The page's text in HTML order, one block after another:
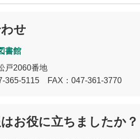
せ
書館
戸2060番地
365-5115 FAX：047-361-3770
お役に立ちましたか？